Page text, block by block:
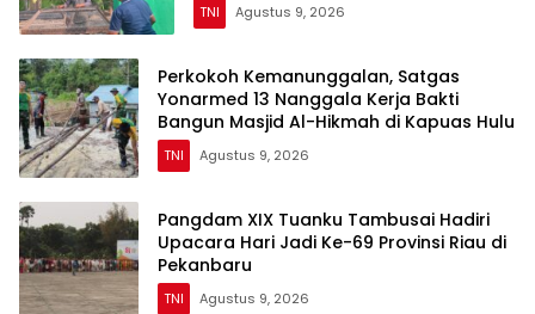
TNI Agustus 9, 2026
Perkokoh Kemanunggalan, Satgas
Yonarmed 13 Nanggala Kerja Bakti
Bangun Masjid Al-Hikmah di Kapuas Hulu
TNI Agustus 9, 2026
Pangdam XIX Tuanku Tambusai Hadiri
Upacara Hari Jadi Ke-69 Provinsi Riau di
Pekanbaru
TNI Agustus 9, 2026